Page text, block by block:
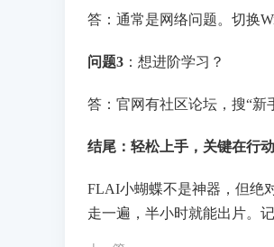
答：通常是网络问题。切换
问题3 ：想进阶学习？
答：官网有社区论坛，搜“新
结尾：轻松上手，关键在行动
FLAI小蝴蝶不是神器，但绝
走一遍，半小时就能出片。